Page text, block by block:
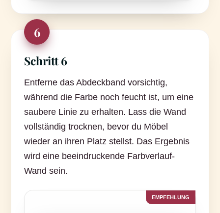
6
Schritt 6
Entferne das Abdeckband vorsichtig,
während die Farbe noch feucht ist, um eine
saubere Linie zu erhalten. Lass die Wand
vollständig trocknen, bevor du Möbel
wieder an ihren Platz stellst. Das Ergebnis
wird eine beeindruckende Farbverlauf-
Wand sein.